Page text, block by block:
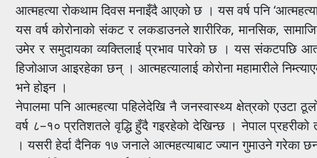
आत्महत्या रोकथाम दिवस मनाइँदै आएको छ । यस वर्ष पनि
यस वर्ष कोरोनाको संकट र लकडाउनले शारीरिक, मानसिक,
उमेर र समुदायका व्यक्तिलाई प्रभाव पारेको छ । यस संकटपछि
हिजोआज आइरहेका छन् । आत्महत्यालाई कोरोना महामारीले
भने होइन ।
नेपालमा पनि आत्महत्या पहिलेदेखि नै जनस्वास्थ्य क्षेत्रको एउटा
वर्ष ८–१० प्रतिशतले वृद्धि हुँदै गइरहेको देखिन्छ । नेपाल
। यसरी हेर्दा दैनिक १७ जनाले आत्महत्याबाट ज्यान गुमाउने गरेका